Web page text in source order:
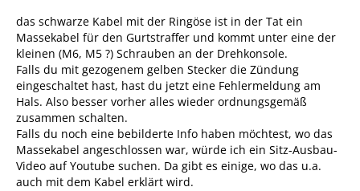
das schwarze Kabel mit der Ringöse ist in der Tat ein
Massekabel für den Gurtstraffer und kommt unter eine der
kleinen (M6, M5 ?) Schrauben an der Drehkonsole.
Falls du mit gezogenem gelben Stecker die Zündung
eingeschaltet hast, hast du jetzt eine Fehlermeldung am
Hals. Also besser vorher alles wieder ordnungsgemäß
zusammen schalten.
Falls du noch eine bebilderte Info haben möchtest, wo das
Massekabel angeschlossen war, würde ich ein Sitz-Ausbau-
Video auf Youtube suchen. Da gibt es einige, wo das u.a.
auch mit dem Kabel erklärt wird.